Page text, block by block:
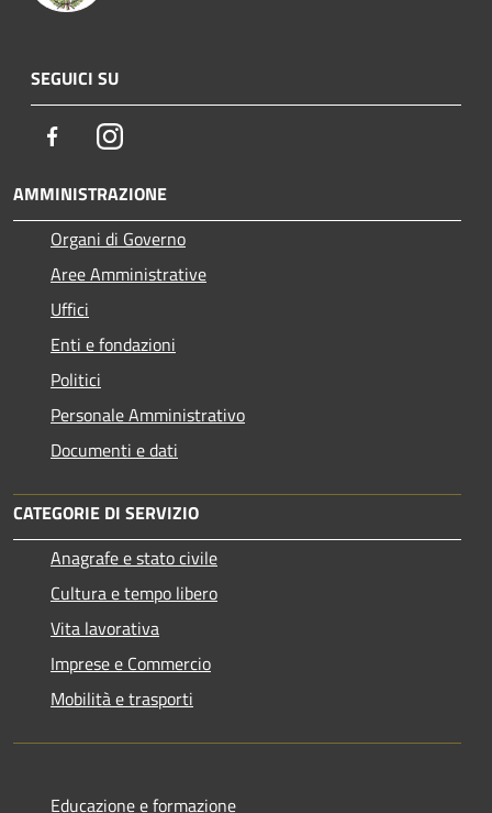
SEGUICI SU
FacebookInstagram
AMMINISTRAZIONE
Organi di Governo
Aree Amministrative
Uffici
Enti e fondazioni
Politici
Personale Amministrativo
Documenti e dati
CATEGORIE DI SERVIZIO
Anagrafe e stato civile
Cultura e tempo libero
Vita lavorativa
Imprese e Commercio
Mobilità e trasporti
Educazione e formazione